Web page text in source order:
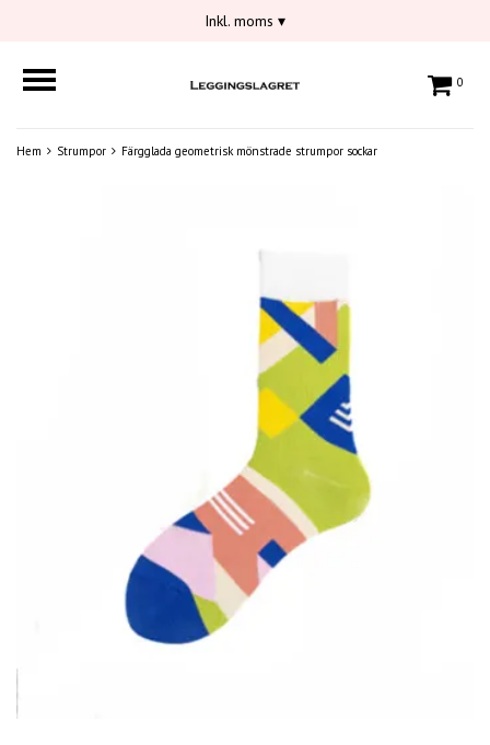
Inkl. moms ▾
0
Hem Strumpor Färgglada geometrisk mönstrade strumpor sockar